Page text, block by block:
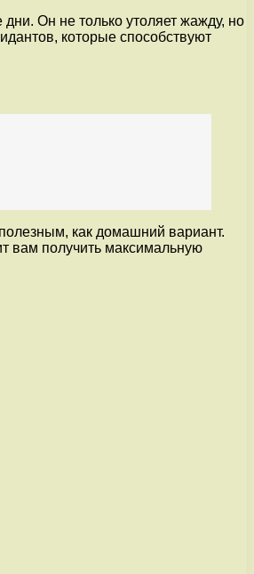
Он не только утоляет жажду, но
которые способствуют
как домашний вариант.
вам получить максимальную